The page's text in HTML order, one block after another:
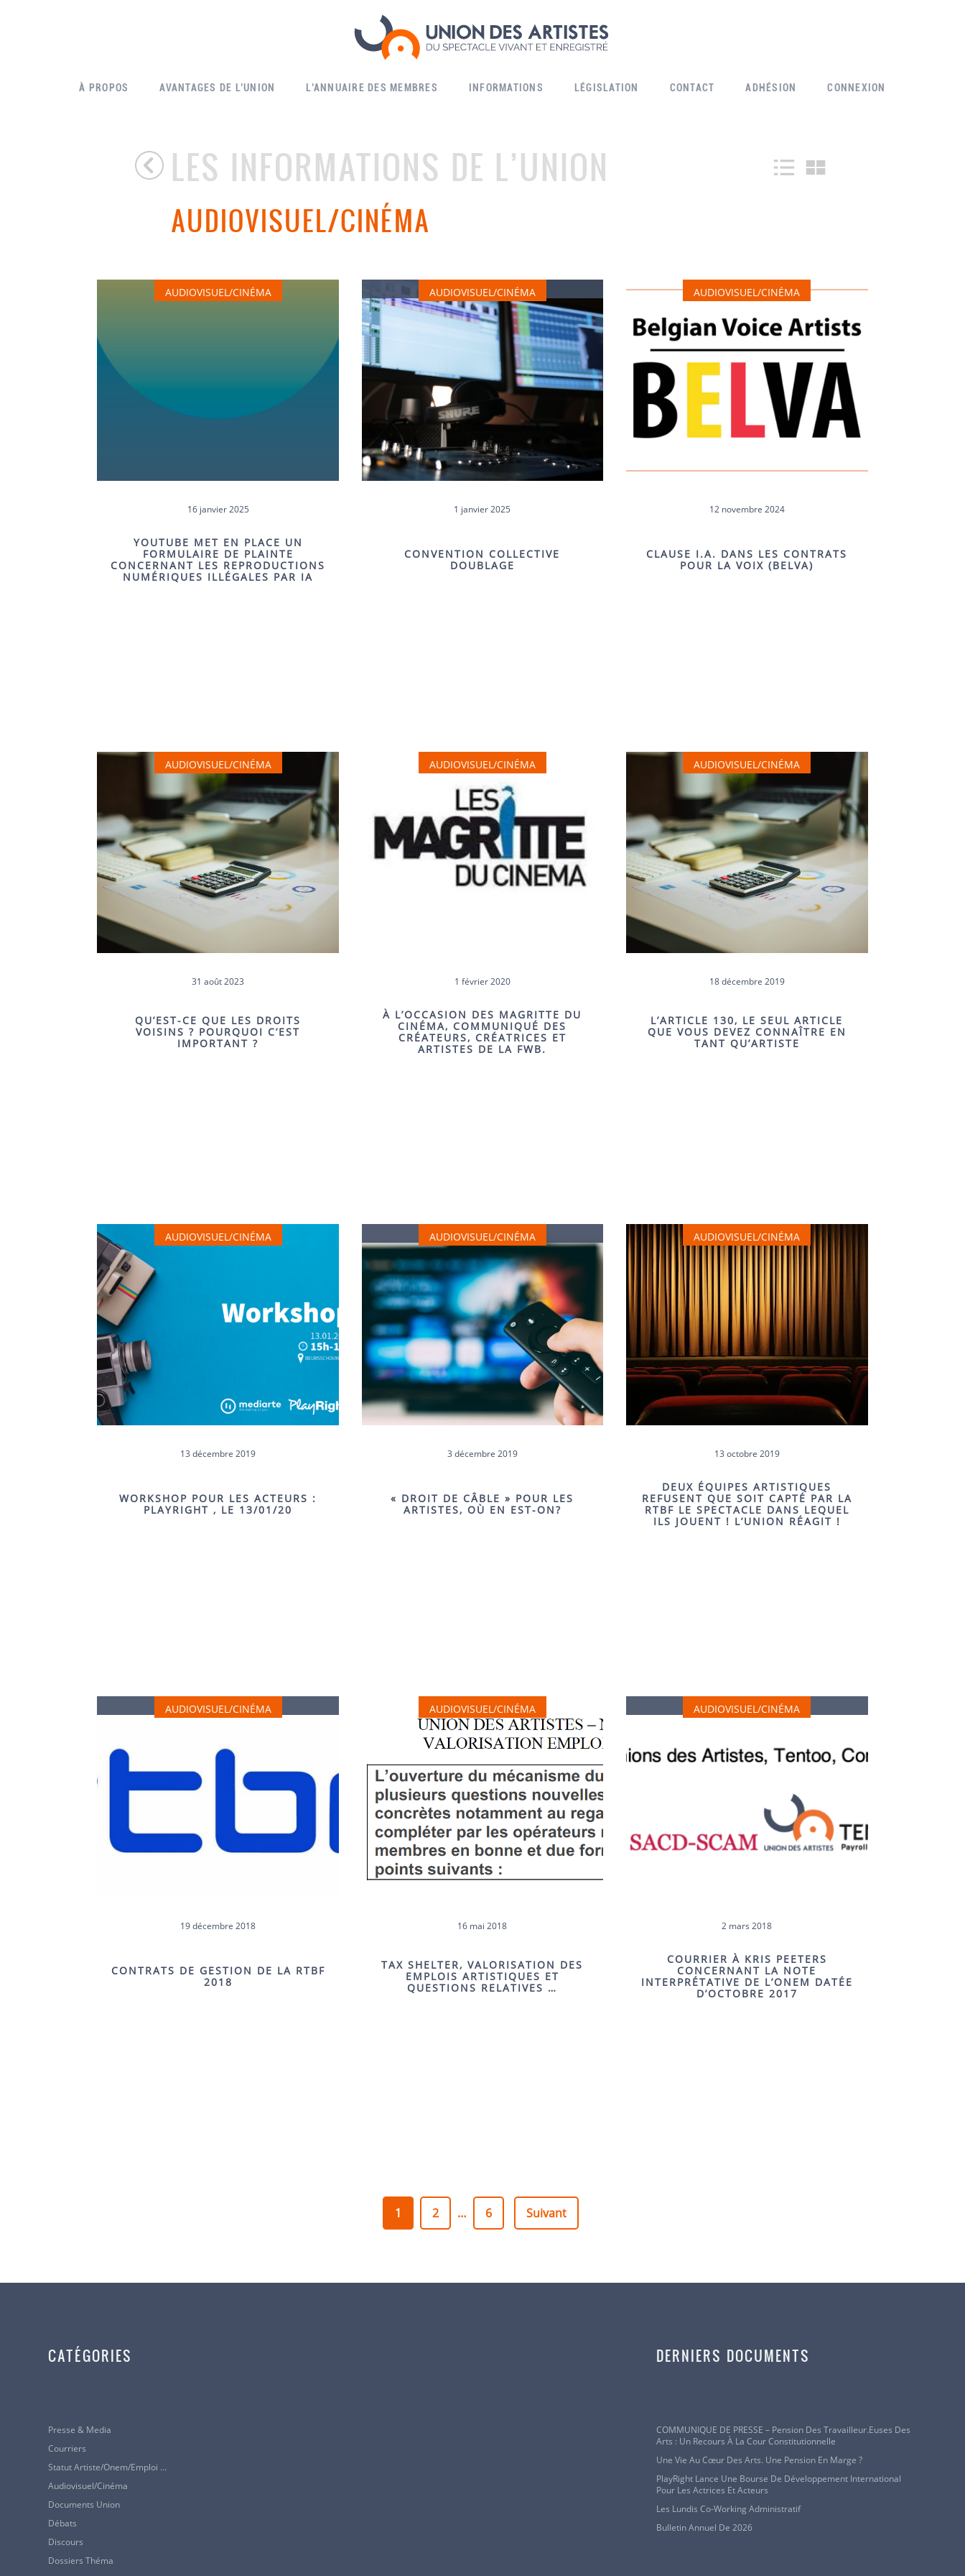
À PROPOS AVANTAGES DE L’UNION L’ANNUAIRE DES MEMBRES INFORMATIONS LÉGISLATION CONTACT ADHÉSION CONNEXION
LES INFORMATIONS DE L’UNION
AUDIOVISUEL/CINÉMA
AUDIOVISUEL/CINÉMA
16 janvier 2025
YOUTUBE MET EN PLACE UN
FORMULAIRE DE PLAINTE
CONCERNANT LES REPRODUCTIONS
NUMÉRIQUES ILLÉGALES PAR IA
CONVENTIONS COLLECTIVES
AUDIOVISUEL/CINÉMA
1 janvier 2025
CONVENTION COLLECTIVE
DOUBLAGE
AUDIOVISUEL/CINÉMA
12 novembre 2024
CLAUSE I.A. DANS LES CONTRATS
POUR LA VOIX (BELVA)
AUDIOVISUEL/CINÉMA
31 août 2023
QU’EST-CE QUE LES DROITS
VOISINS ? POURQUOI C’EST
IMPORTANT ?
AUDIOVISUEL/CINÉMA
1 février 2020
À L’OCCASION DES MAGRITTE DU
CINÉMA, COMMUNIQUÉ DES
CRÉATEURS, CRÉATRICES ET
ARTISTES DE LA FWB.
AUDIOVISUEL/CINÉMA
18 décembre 2019
L’ARTICLE 130, LE SEUL ARTICLE
QUE VOUS DEVEZ CONNAÎTRE EN
TANT QU’ARTISTE
AUDIOVISUEL/CINÉMA
13 décembre 2019
WORKSHOP POUR LES ACTEURS :
PLAYRIGHT , LE 13/01/20
LOIS, DÉCRETS, CIRCULAIRES, …
AUDIOVISUEL/CINÉMA
3 décembre 2019
« DROIT DE CÂBLE » POUR LES
ARTISTES, OÙ EN EST-ON?
AUDIOVISUEL/CINÉMA
13 octobre 2019
DEUX ÉQUIPES ARTISTIQUES
REFUSENT QUE SOIT CAPTÉ PAR LA
RTBF LE SPECTACLE DANS LEQUEL
ILS JOUENT ! L’UNION RÉAGIT !
AUDIOVISUEL & CINÉMA
AUDIOVISUEL/CINÉMA
19 décembre 2018
CONTRATS DE GESTION DE LA RTBF
2018
AUDIOVISUEL/CINÉMA
16 mai 2018
TAX SHELTER, VALORISATION DES
EMPLOIS ARTISTIQUES ET
QUESTIONS RELATIVES …
AUDIOVISUEL & CINÉMA
AUDIOVISUEL/CINÉMA
2 mars 2018
COURRIER À KRIS PEETERS
CONCERNANT LA NOTE
INTERPRÉTATIVE DE L’ONEM DATÉE
D’OCTOBRE 2017
1 2 … 6 Suivant
CATÉGORIES
Presse & Media
Courriers
Statut Artiste/Onem/Emploi …
Audiovisuel/cinéma
Documents Union
Débats
Discours
Dossiers Théma
DERNIERS DOCUMENTS
COMMUNIQUE DE PRESSE – Pension Des Travailleur.euses Des
Arts : Un Recours À La Cour Constitutionnelle
Une Vie Au Cœur Des Arts. Une Pension En Marge ?
PlayRight Lance Une Bourse De Développement International
Pour Les Actrices Et Acteurs
Les Lundis Co-Working Administratif
Bulletin Annuel De 2026